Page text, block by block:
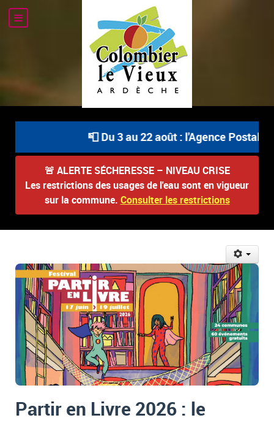
📮 Du 3 au 22 août : l'Agence Postale
🚨 ALERTE SÉCHERESSE – NIVEAU CRISE
Les restrictions des usages de l'eau sont en vigueur
sur la commune. Consulter les restrictions
Partir en Livre 2026 : le